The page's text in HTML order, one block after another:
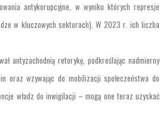
antykorupcyjne, w wyniku których represje
w kluczowych sektorach). W 2023 r. ich liczba
antyzachodnią retorykę, podkreślając nadmierny
oraz wzywając do mobilizacji społeczeństwa do
władz do inwigilacji – mogą one teraz uzyskać